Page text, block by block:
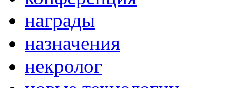
награды
назначения
некролог